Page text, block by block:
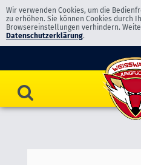
Wir verwenden Cookies, um die
zu erhöhen. Sie können Cookies durch
Browsereinstellungen verhindern.
Datenschutzerklärung.